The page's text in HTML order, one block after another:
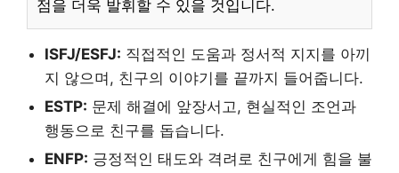
점을 더욱 발휘할 수 있을 것입니다.
ISFJ/ESFJ: 직접적인 도움과 정서적 지지를 아끼
지 않으며, 친구의 이야기를 끝까지 들어줍니다.
ESTP: 문제 해결에 앞장서고, 현실적인 조언과
행동으로 친구를 돕습니다.
ENFP: 긍정적인 태도와 격려로 친구에게 힘을 불